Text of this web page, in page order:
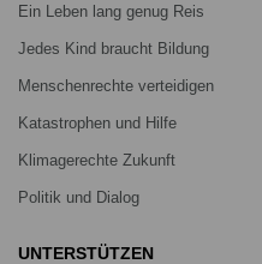
Ein Leben lang genug Reis
Jedes Kind braucht Bildung
Menschenrechte verteidigen
Katastrophen und Hilfe
Klimagerechte Zukunft
Politik und Dialog
UNTERSTÜTZEN